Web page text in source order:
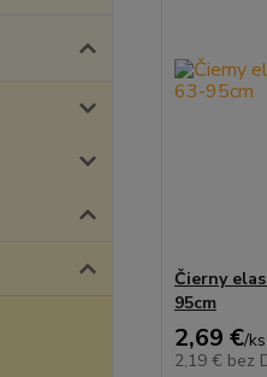
Čierny
95cm
2,69 €/ks
2,19 € bez